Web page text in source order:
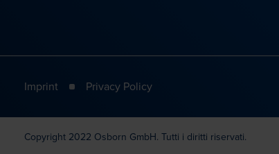
Imprint Privacy Policy
Copyright 2022 Osborn GmbH. Tutti i diritti riservati.